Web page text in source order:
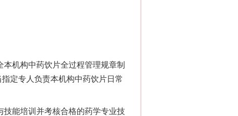
机构中药饮片全过程管理规章制
定专人负责本机构中药饮片日常
能培训并考核合格的药学专业技